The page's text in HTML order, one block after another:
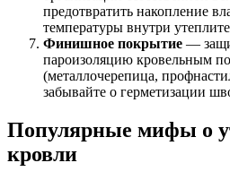
предотвратить накопление
температуры внутри
Финишное покрытие —
пароизоляцию кровельным
(металлочерепица,
забывайте о герметизации
Популярные мифы о
кровли